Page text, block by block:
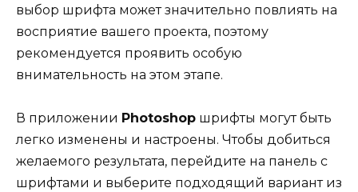
выбор шрифта может значительно повлиять на
восприятие вашего проекта, поэтому
рекомендуется проявить особую
внимательность на этом этапе.
В приложении Photoshop шрифты могут быть
легко изменены и настроены. Чтобы добиться
желаемого результата, перейдите на панель с
шрифтами и выберите подходящий вариант из